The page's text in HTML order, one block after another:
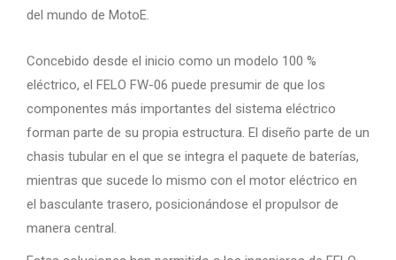
del mundo de MotoE.
Concebido desde el inicio como un modelo 100 %
eléctrico, el FELO FW-06 puede presumir de que los
componentes más importantes del sistema eléctrico
forman parte de su propia estructura. El diseño parte de un
chasis tubular en el que se integra el paquete de baterías,
mientras que sucede lo mismo con el motor eléctrico en
el basculante trasero, posicionándose el propulsor de
manera central.